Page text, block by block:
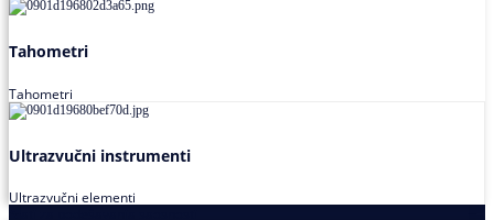
Tahometri
Tahometri
Ultrazvučni instrumenti
Ultrazvučni elementi